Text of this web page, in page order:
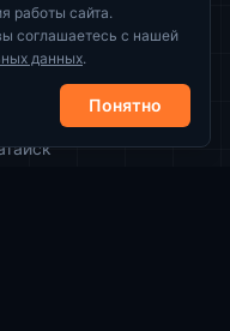
работы сайта.
соглашаетесь с нашей
данных.
Понятно